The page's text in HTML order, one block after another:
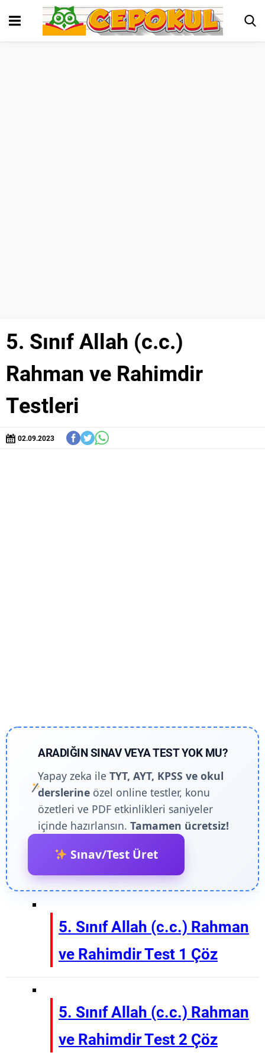
5. Sınıf Allah (c.c.)
Rahman ve Rahimdir
Testleri
02.09.2023
ARADIĞIN SINAV VEYA TEST YOK MU?
Yapay zeka ileTYT, AYT, KPSS ve okul
derslerine özel online testler, konu
özetleri ve PDF etkinlikleri saniyeler
içinde hazırlansın.Tamamen ücretsiz!
Sınav/Test Üret
5. Sınıf Allah (c.c.) Rahman
ve Rahimdir Test 1 Çöz
5. Sınıf Allah (c.c.) Rahman
ve Rahimdir Test 2 Çöz